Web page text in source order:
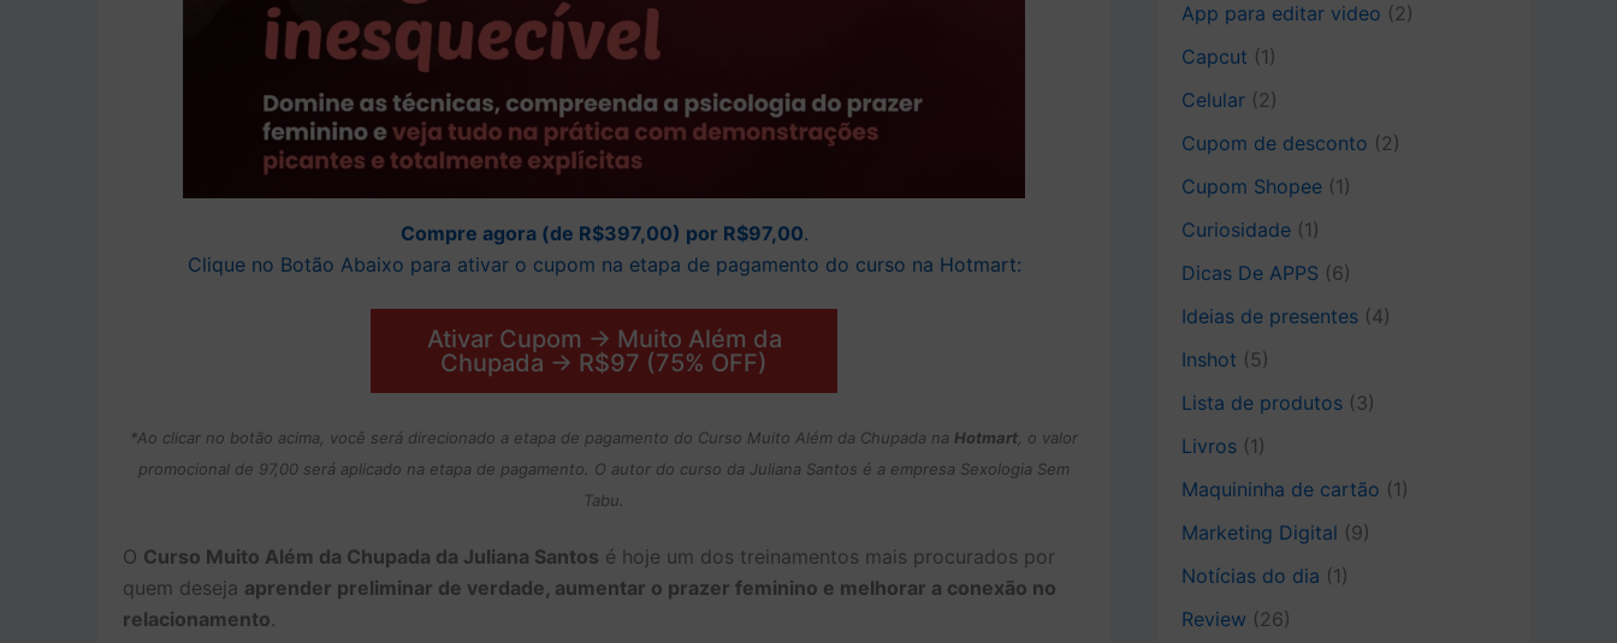
Compre agora (de R$397,00) por R$97,00.
Clique no Botão Abaixo para ativar o cupom na etapa de pagamento do curso na Hotmart:
Ativar Cupom → Muito Além da
Chupada → R$97 (75% OFF)
*Ao clicar no botão acima, você será direcionado a etapa de pagamento do Curso Muito Além da Chupada na Hotmart , o valor
promocional de 97,00 será aplicado na etapa de pagamento. O autor do curso da Juliana Santos é a empresa Sexologia Sem
Tabu.
O Curso Muito Além da Chupada da Juliana Santos é hoje um dos treinamentos mais procurados por
quem deseja aprender preliminar de verdade, aumentar o prazer feminino e melhorar a conexão no
relacionamento.
App para editar video (2)
Capcut (1)
Celular (2)
Cupom de desconto (2)
Cupom Shopee (1)
Curiosidade (1)
Dicas De APPS (6)
Ideias de presentes (4)
Inshot (5)
Lista de produtos (3)
Livros (1)
Maquininha de cartão (1)
Marketing Digital (9)
Notícias do dia (1)
Review (26)